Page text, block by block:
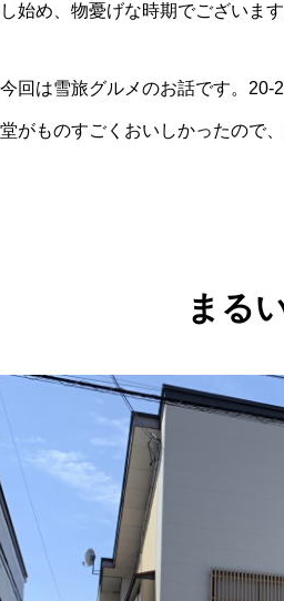
始め、物憂げな時期でございま
回は雪旅グルメのお話です。
がものすごくおいしかったので
まる